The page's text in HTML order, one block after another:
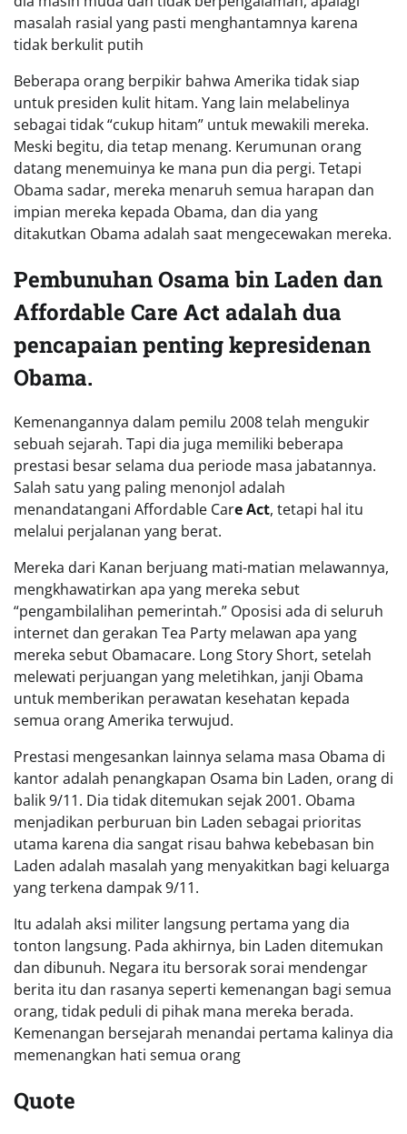
masalah rasial yang pasti menghantamnya karena
tidak berkulit putih
Beberapa orang berpikir bahwa Amerika tidak siap
untuk presiden kulit hitam. Yang lain melabelinya
sebagai tidak “cukup hitam” untuk mewakili mereka.
Meski begitu, dia tetap menang. Kerumunan orang
datang menemuinya ke mana pun dia pergi. Tetapi
Obama sadar, mereka menaruh semua harapan dan
impian mereka kepada Obama, dan dia yang
ditakutkan Obama adalah saat mengecewakan mereka.
Pembunuhan Osama bin Laden dan
Affordable Care Act adalah dua
pencapaian penting kepresidenan
Obama.
Kemenangannya dalam pemilu 2008 telah mengukir
sebuah sejarah. Tapi dia juga memiliki beberapa
prestasi besar selama dua periode masa jabatannya.
Salah satu yang paling menonjol adalah
menandatangani Affordable Care Act, tetapi hal itu
melalui perjalanan yang berat.
Mereka dari Kanan berjuang mati-matian melawannya,
mengkhawatirkan apa yang mereka sebut
“pengambilalihan pemerintah.” Oposisi ada di seluruh
internet dan gerakan Tea Party melawan apa yang
mereka sebut Obamacare. Long Story Short, setelah
melewati perjuangan yang meletihkan, janji Obama
untuk memberikan perawatan kesehatan kepada
semua orang Amerika terwujud.
Prestasi mengesankan lainnya selama masa Obama di
kantor adalah penangkapan Osama bin Laden, orang di
balik 9/11. Dia tidak ditemukan sejak 2001. Obama
menjadikan perburuan bin Laden sebagai prioritas
utama karena dia sangat risau bahwa kebebasan bin
Laden adalah masalah yang menyakitkan bagi keluarga
yang terkena dampak 9/11.
Itu adalah aksi militer langsung pertama yang dia
tonton langsung. Pada akhirnya, bin Laden ditemukan
dan dibunuh. Negara itu bersorak sorai mendengar
berita itu dan rasanya seperti kemenangan bagi semua
orang, tidak peduli di pihak mana mereka berada.
Kemenangan bersejarah menandai pertama kalinya dia
memenangkan hati semua orang
Quote